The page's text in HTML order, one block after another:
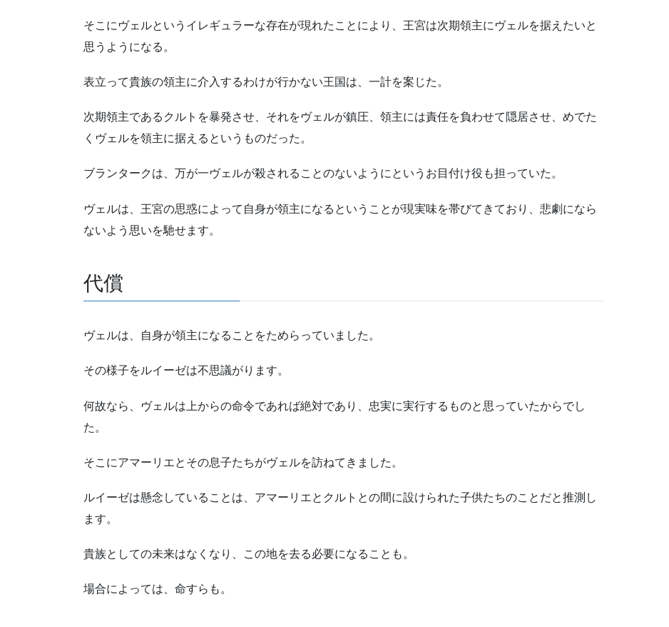
そこにヴェルというイレギュラーな存在が現れたことにより、王宮は次期領主にヴェルを据えたいと
思うようになる。
表立って貴族の領主に介入するわけが行かない王国は、一計を案じた。
次期領主であるクルトを暴発させ、それをヴェルが鎮圧、領主には責任を負わせて隠居させ、めでた
くヴェルを領主に据えるというものだった。
ブランタークは、万が一ヴェルが殺されることのないようにというお目付け役も担っていた。
ヴェルは、王宮の思惑によって自身が領主になるということが現実味を帯びてきており、悲劇になら
ないよう思いを馳せます。
代償
ヴェルは、自身が領主になることをためらっていました。
その様子をルイーゼは不思議がります。
何故なら、ヴェルは上からの命令であれば絶対であり、忠実に実行するものと思っていたからでし
た。
そこにアマーリエとその息子たちがヴェルを訪ねてきました。
ルイーゼは懸念していることは、アマーリエとクルトとの間に設けられた子供たちのことだと推測し
ます。
貴族としての未来はなくなり、この地を去る必要になることも。
場合によっては、命すらも。